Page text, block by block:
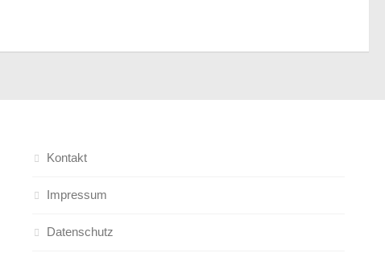
Kontakt
Impressum
Datenschutz